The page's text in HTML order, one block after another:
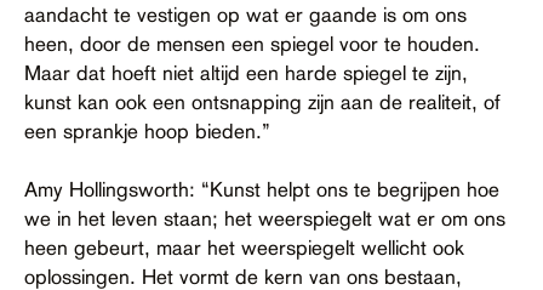
aandacht te vestigen op wat er gaande is om ons
heen, door de mensen een spiegel voor te houden.
Maar dat hoeft niet altijd een harde spiegel te zijn,
kunst kan ook een ontsnapping zijn aan de realiteit, of
een sprankje hoop bieden.”
Amy Hollingsworth: “Kunst helpt ons te begrijpen hoe
we in het leven staan; het weerspiegelt wat er om ons
heen gebeurt, maar het weerspiegelt wellicht ook
oplossingen. Het vormt de kern van ons bestaan,